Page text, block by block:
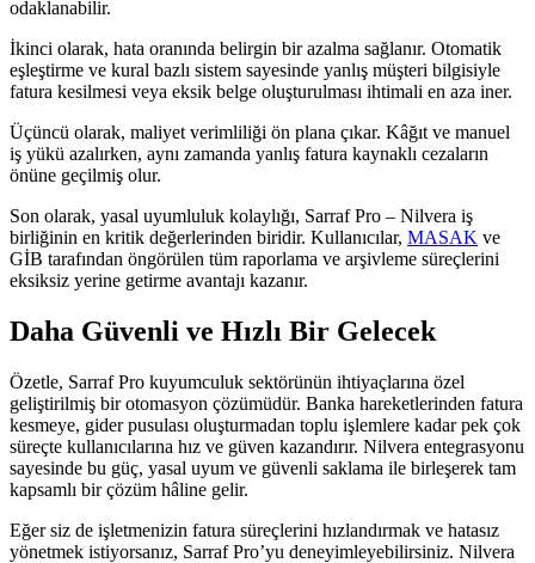
odaklanabilir.
İkinci olarak, hata oranında belirgin bir azalma sağlanır. Otomatik
eşleştirme ve kural bazlı sistem sayesinde yanlış müşteri bilgisiyle
fatura kesilmesi veya eksik belge oluşturulması ihtimali en aza iner.
Üçüncü olarak, maliyet verimliliği ön plana çıkar. Kâğıt ve manuel
iş yükü azalırken, aynı zamanda yanlış fatura kaynaklı cezaların
önüne geçilmiş olur.
Son olarak, yasal uyumluluk kolaylığı, Sarraf Pro – Nilvera iş
birliğinin en kritik değerlerinden biridir. Kullanıcılar, MASAK ve
GİB tarafından öngörülen tüm raporlama ve arşivleme süreçlerini
eksiksiz yerine getirme avantajı kazanır.
Daha Güvenli ve Hızlı Bir Gelecek
Özetle, Sarraf Pro kuyumculuk sektörünün ihtiyaçlarına özel
geliştirilmiş bir otomasyon çözümüdür. Banka hareketlerinden fatura
kesmeye, gider pusulası oluşturmadan toplu işlemlere kadar pek çok
süreçte kullanıcılarına hız ve güven kazandırır. Nilvera entegrasyonu
sayesinde bu güç, yasal uyum ve güvenli saklama ile birleşerek tam
kapsamlı bir çözüm hâline gelir.
Eğer siz de işletmenizin fatura süreçlerini hızlandırmak ve hatasız
yönetmek istiyorsanız, Sarraf Pro’yu deneyimleyebilirsiniz. Nilvera